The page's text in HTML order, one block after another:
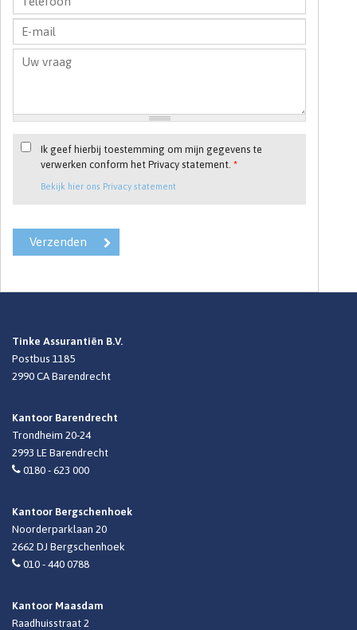
Ik geef hierbij toestemming om mijn gegevens te
verwerken conform het Privacy statement. *
Bekijk hier ons Privacy statement
Tinke Assurantiën B.V.
Postbus 1185
2990 CABarendrecht
Kantoor Barendrecht
Trondheim 20-24
2993 LE Barendrecht
0180 - 623 000
Kantoor Bergschenhoek
Noorderparklaan 20
2662 DJ Bergschenhoek
010 - 440 0788
Kantoor Maasdam
Raadhuisstraat 2